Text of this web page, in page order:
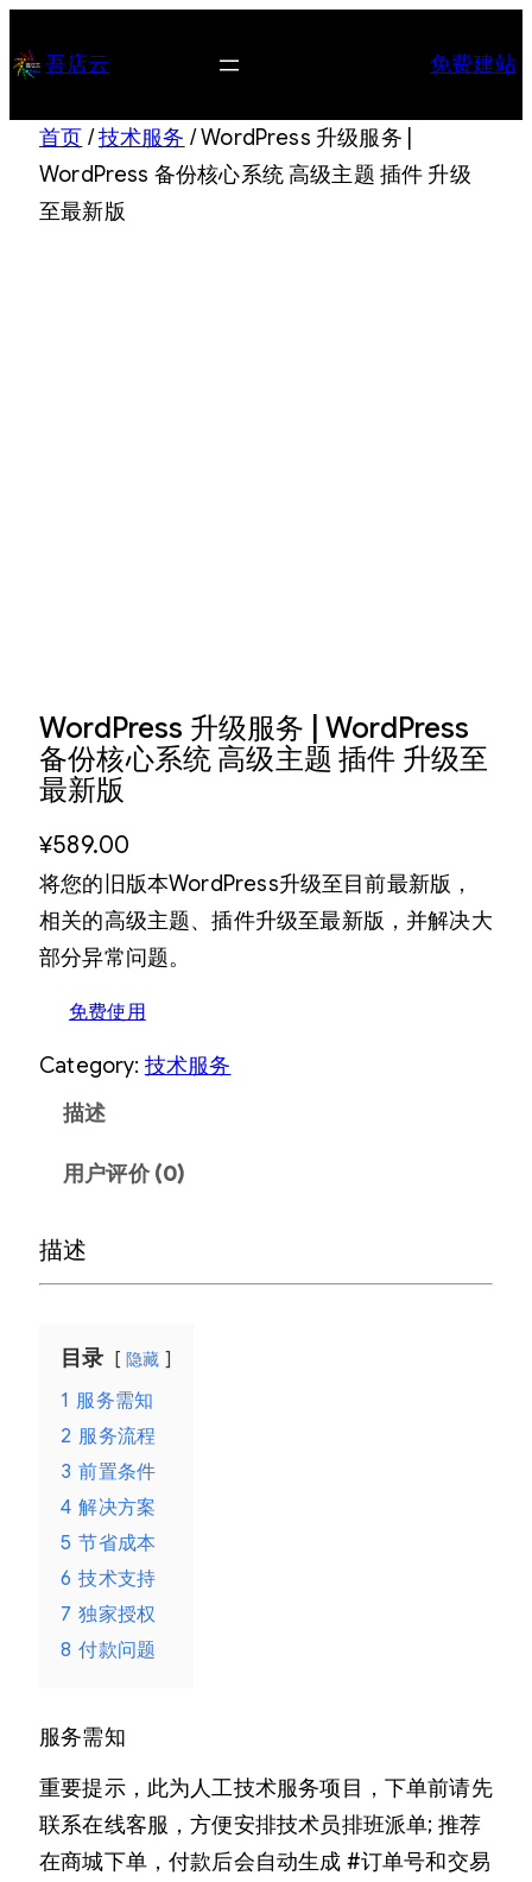
至 吾店云 免费建站
首页 /技术服务 / WordPress 升级服务 |
WordPress 备份核心系统 高级主题 插件 升级
至最新版
WordPress 升级服务 | WordPress
备份核心系统 高级主题 插件 升级至
最新版
¥589.00
将您的旧版本WordPress升级至目前最新版，
相关的高级主题、插件升级至最新版，并解决大
部分异常问题。
免费使用
Category: 技术服务
描述
用户评价 (0)
描述
目录 隐藏
1 服务需知
2 服务流程
3 前置条件
4 解决方案
5 节省成本
6 技术支持
7 独家授权
8 付款问题
服务需知
重要提示，此为人工技术服务项目，下单前请先
联系在线客服，方便安排技术员排班派单; 推荐
在商城下单，付款后会自动生成 #订单号和交易